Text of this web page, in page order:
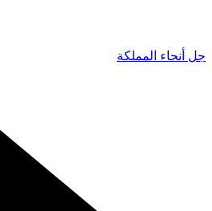
جل أنحاء المملكة